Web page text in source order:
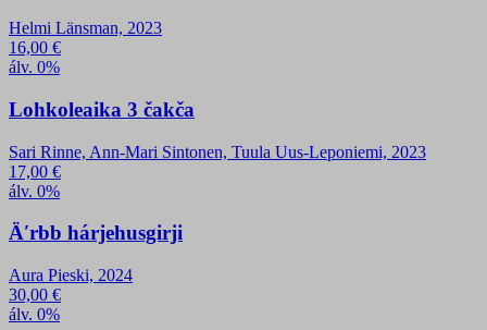
Helmi Länsman, 2023
16,00 €
álv. 0%
Lohkoleaika 3 čakča
Sari Rinne, Ann-Mari Sintonen, Tuula Uus-Leponiemi, 2023
17,00 €
álv. 0%
Äʹrbb hárjehusgirji
Aura Pieski, 2024
30,00 €
álv. 0%